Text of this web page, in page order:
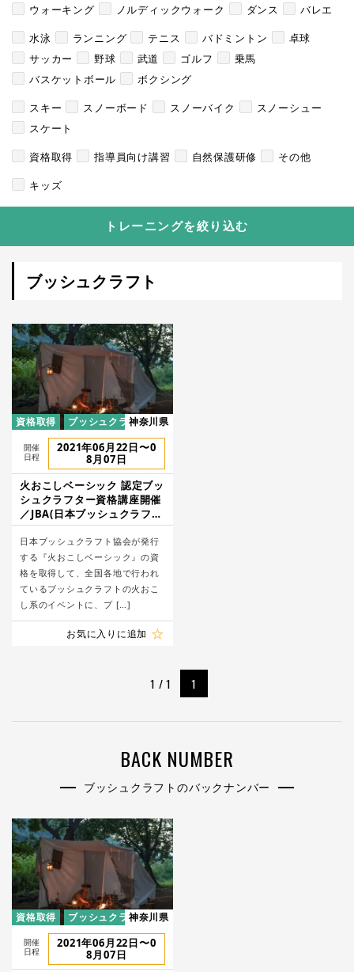
ウォーキング
ノルディックウォーク ダンス
バレエ
水泳
ランニング テニス バドミントン
卓球
サッカー
野球 武道 ゴルフ
乗馬
バスケットボール
ボクシング
スキー
スノーボード スノーバイク
スノーシュー
スケート
資格取得
指導員向け講習 自然保護研修
その他
キッズ
トレーニングを絞り込む
ブッシュクラフト
資格取得 ブッシュクラフト神奈川県
開催
日程
2021年06月22日〜0
8月07日
火おこしベーシック 認定ブッ
シュクラフター資格講座開催
／JBA(日本ブッシュクラフト
協会)
日本ブッシュクラフト協会が発行
する『火おこしベーシック』の資
格を取得して、全国各地で行われ
ているブッシュクラフトの火おこ
し系のイベントに、プ […]
お気に入りに追加
1 / 1 1
BACK NUMBER
ブッシュクラフトのバックナンバー
資格取得 ブッシュクラフト神奈川県
開催
日程
2021年06月22日〜0
8月07日